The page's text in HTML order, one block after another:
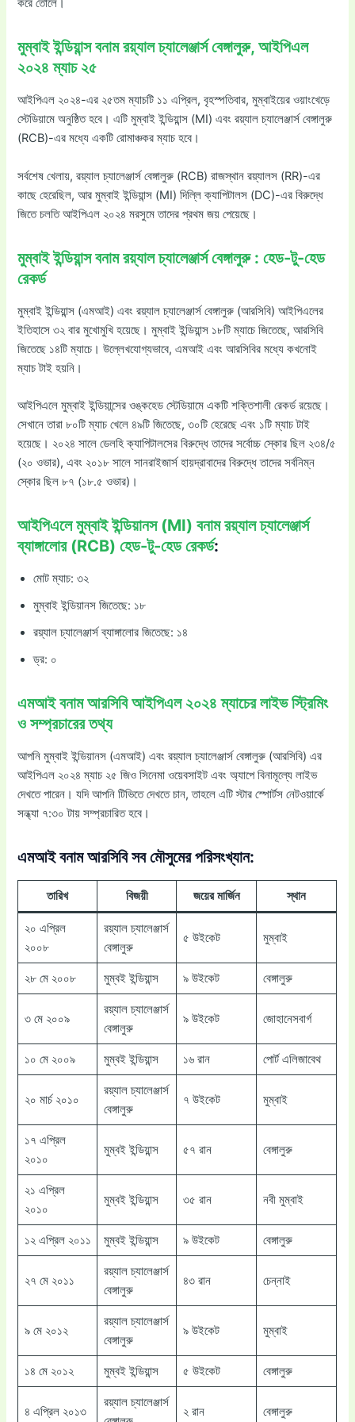
করে তোলে।
মুম্বাই ইন্ডিয়ান্স বনাম রয়্যাল চ্যালেঞ্জার্স বেঙ্গালুরু, আইপিএল
২০২৪ ম্যাচ ২৫
আইপিএল ২০২৪-এর ২৫তম ম্যাচটি ১১ এপ্রিল, বৃহস্পতিবার, মুম্বাইয়ের ওয়াংখেড়ে
স্টেডিয়ামে অনুষ্ঠিত হবে। এটি মুম্বাই ইন্ডিয়ান্স (MI) এবং রয়্যাল চ্যালেঞ্জার্স বেঙ্গালুরু
(RCB)-এর মধ্যে একটি রোমাঞ্চকর ম্যাচ হবে।
সর্বশেষ খেলায়, রয়্যাল চ্যালেঞ্জার্স বেঙ্গালুরু (RCB) রাজস্থান রয়্যালস (RR)-এর
কাছে হেরেছিল, আর মুম্বাই ইন্ডিয়ান্স (MI) দিল্লি ক্যাপিটালস (DC)-এর বিরুদ্ধে
জিতে চলতি আইপিএল ২০২৪ মরসুমে তাদের প্রথম জয় পেয়েছে।
মুম্বাই ইন্ডিয়ান্স বনাম রয়্যাল চ্যালেঞ্জার্স বেঙ্গালুরু : হেড-টু-হেড
রেকর্ড
মুম্বাই ইন্ডিয়ান্স (এমআই) এবং রয়্যাল চ্যালেঞ্জার্স বেঙ্গালুরু (আরসিবি) আইপিএলের
ইতিহাসে ৩২ বার মুখোমুখি হয়েছে। মুম্বাই ইন্ডিয়ান্স ১৮টি ম্যাচে জিতেছে, আরসিবি
জিতেছে ১৪টি ম্যাচে। উল্লেখযোগ্যভাবে, এমআই এবং আরসিবির মধ্যে কখনোই
ম্যাচ টাই হয়নি।
আইপিএলে মুম্বাই ইন্ডিয়ান্সের ওঙ্কহেড স্টেডিয়ামে একটি শক্তিশালী রেকর্ড রয়েছে।
সেখানে তারা ৮০টি ম্যাচ খেলে ৪৯টি জিতেছে, ৩০টি হেরেছে এবং ১টি ম্যাচ টাই
হয়েছে। ২০২৪ সালে ডেলহি ক্যাপিটালসের বিরুদ্ধে তাদের সর্বোচ্চ স্কোর ছিল ২৩৪/৫
(২০ ওভার), এবং ২০১৮ সালে সানরাইজার্স হায়দ্রাবাদের বিরুদ্ধে তাদের সর্বনিম্ন
স্কোর ছিল ৮৭ (১৮.৫ ওভার)।
আইপিএলে মুম্বাই ইন্ডিয়ানস (MI) বনাম রয়্যাল চ্যালেঞ্জার্স
ব্যাঙ্গালোর (RCB) হেড-টু-হেড রেকর্ড:
মোট ম্যাচ: ৩২
মুম্বাই ইন্ডিয়ানস জিতেছে: ১৮
রয়্যাল চ্যালেঞ্জার্স ব্যাঙ্গালোর জিতেছে: ১৪
ড্র: ০
এমআই বনাম আরসিবি আইপিএল ২০২৪ ম্যাচের লাইভ স্ট্রিমিং
ও সম্প্রচারের তথ্য
আপনি মুম্বাই ইন্ডিয়ানস (এমআই) এবং রয়্যাল চ্যালেঞ্জার্স বেঙ্গালুরু (আরসিবি) এর
আইপিএল ২০২৪ ম্যাচ ২৫ জিও সিনেমা ওয়েবসাইট এবং অ্যাপে বিনামূল্যে লাইভ
দেখতে পারেন। যদি আপনি টিভিতে দেখতে চান, তাহলে এটি স্টার স্পোর্টস নেটওয়ার্কে
সন্ধ্যা ৭:৩০ টায় সম্প্রচারিত হবে।
এমআই বনাম আরসিবি সব মৌসুমের পরিসংখ্যান:
তারিখ বিজয়ী জয়ের মার্জিন স্থান
২০ এপ্রিল
২০০৮
রয়্যাল চ্যালেঞ্জার্স
বেঙ্গালুরু
৫ উইকেট মুম্বাই
২৮ মে ২০০৮ মুম্বই ইন্ডিয়ান্স ৯ উইকেট বেঙ্গালুরু
৩ মে ২০০৯
রয়্যাল চ্যালেঞ্জার্স
বেঙ্গালুরু
৯ উইকেট জোহানেসবার্গ
১০ মে ২০০৯ মুম্বই ইন্ডিয়ান্স ১৬ রান পোর্ট এলিজাবেথ
২০ মার্চ ২০১০
রয়্যাল চ্যালেঞ্জার্স
বেঙ্গালুরু
৭ উইকেট মুম্বাই
১৭ এপ্রিল
২০১০
মুম্বই ইন্ডিয়ান্স ৫৭ রান বেঙ্গালুরু
২১ এপ্রিল
২০১০
মুম্বই ইন্ডিয়ান্স ৩৫ রান নবী মুম্বাই
১২ এপ্রিল ২০১১ মুম্বই ইন্ডিয়ান্স ৯ উইকেট বেঙ্গালুরু
২৭ মে ২০১১
রয়্যাল চ্যালেঞ্জার্স
বেঙ্গালুরু
৪৩ রান চেন্নাই
৯ মে ২০১২
রয়্যাল চ্যালেঞ্জার্স
বেঙ্গালুরু
৯ উইকেট মুম্বাই
১৪ মে ২০১২ মুম্বই ইন্ডিয়ান্স ৫ উইকেট বেঙ্গালুরু
৪ এপ্রিল ২০১৩
রয়্যাল চ্যালেঞ্জার্স
২ রান বেঙ্গালুরু